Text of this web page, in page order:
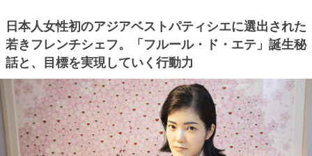
日本人女性初のアジアベストパティシエに選出された
若きフレンチシェフ。「フルール・ド・エテ」誕生秘
話と、目標を実現していく行動力